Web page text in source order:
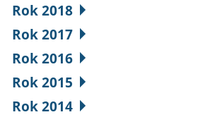
Rok 2018
Rok 2017
Rok 2016
Rok 2015
Rok 2014